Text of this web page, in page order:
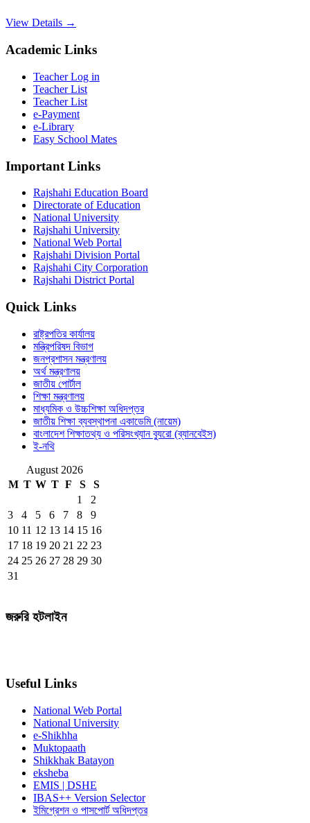
View Details →
Academic Links
Teacher Log in
Teacher List
Teacher List
e-Payment
e-Library
Easy School Mates
Important Links
Rajshahi Education Board
Directorate of Education
National University
Rajshahi University
National Web Portal
Rajshahi Division Portal
Rajshahi City Corporation
Rajshahi District Portal
Quick Links
রাষ্ট্রপতির কার্যালয়
মন্ত্রিপরিষদ বিভাগ
জনপ্রশাসন মন্ত্রণালয়
অর্থ মন্ত্রণালয়
জাতীয় পোর্টাল
শিক্ষা মন্ত্রণালয়
মাধ্যমিক ও উচ্চশিক্ষা অধিদপ্তর
জাতীয় শিক্ষা ব্যবস্থাপনা একাডেমি (নায়েম)
বাংলাদেশ শিক্ষাতথ্য ও পরিসংখ্যান ব্যুরো (ব্যানবেইস)
ই-নথি
August 2026
M T W T F S
S
1
2
3
4 5 6 7 8
9
10 11 12 13 14 15 16
17 18 19 20 21 22 23
24 25 26 27 28 29 30
31
জরুরি হটলাইন
Useful Links
National Web Portal
National University
e-Shikhha
Muktopaath
Shikkhak Batayon
eksheba
EMIS | DSHE
IBAS++ Version Selector
ইমিগ্রেশন ও পাসপোর্ট অধিদপ্তর